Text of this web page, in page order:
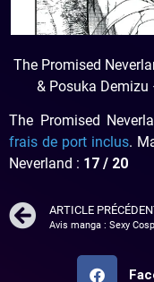
The Promised
& Posuka Demizu
The Promised
frais de port inclus.
Neverland : 17 / 20
ARTICLE